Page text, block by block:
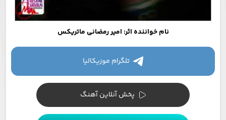
نام خواننده اثر: امیر رمضانی ماتریکس
تلگرام موزیکالیا
پخش آنلاین آهنگ